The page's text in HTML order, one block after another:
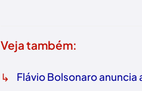
Veja também:
↳ Flávio Bolsonaro anuncia